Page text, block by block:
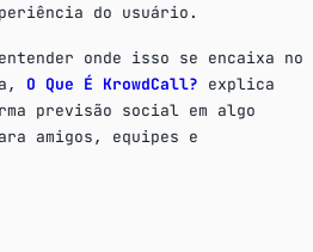
do usuário.
onde isso se encaixa no
O Que É KrowdCall? explica
previsão social em algo
amigos, equipes e